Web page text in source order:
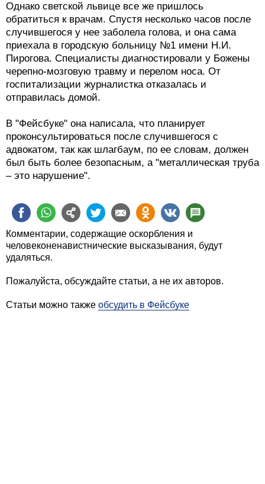
Однако светской львице все же пришлось
обратиться к врачам. Спустя несколько часов после
случившегося у нее заболела голова, и она сама
приехала в городскую больницу №1 имени Н.И.
Пирогова. Специалисты диагностировали у Божены
черепно-мозговую травму и перелом носа. От
госпитализации журналистка отказалась и
отправилась домой.
В "Фейсбуке" она написала, что планирует
проконсультироваться после случившегося с
адвокатом, так как шлагбаум, по ее словам, должен
был быть более безопасным, а "металлическая труба
– это нарушение".
Комментарии, содержащие оскорбления и
человеконенавистнические высказывания, будут
удаляться.
Пожалуйста, обсуждайте статьи, а не их авторов.
Статьи можно также обсудить в Фейсбуке